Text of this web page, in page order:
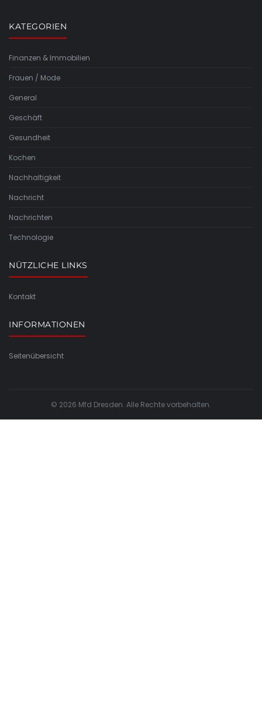
KATEGORIEN
Finanzen & Immobilien
Frauen / Mode
General
Geschäft
Gesundheit
Kochen
Nachhaltigkeit
Nachricht
Nachrichten
Technologie
NÜTZLICHE LINKS
Kontakt
INFORMATIONEN
Seitenübersicht
© 2026 Mfd Dresden. Alle Rechte vorbehalten.